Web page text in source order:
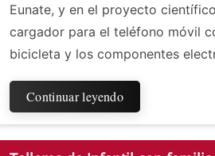
Eunate, y en el proyecto
cargador para el teléfono móvil
bicicleta y los componentes
Continuar leyendo